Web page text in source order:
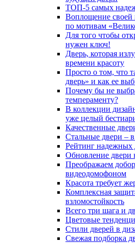
ТОП-5 самых
Воплощение своей
по мотивам
Для того чтобы
нужен ключ!
Дверь, которая
времени красоту
Просто о том, что
дверь» и как ее
Почему бы не
темпераменту?
В коллекции
уже целый
Качественные
Стальные двери –
Рейтинг надежных
Обновление двери
Преображаем
видеодомофоном
Красота требует
Комплексная
взломостойкость
Всего три шага и
Цветовые
Стили дверей в
Свежая подборка